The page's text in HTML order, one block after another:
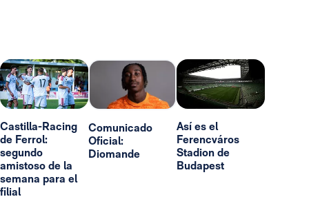
Castilla-Racing
de Ferrol:
segundo
amistoso de la
semana para el
filial
Comunicado
Oficial:
Diomande
Así es el
Ferencváros
Stadion de
Budapest